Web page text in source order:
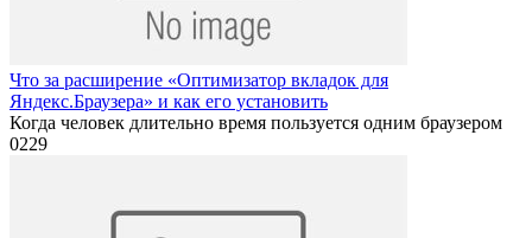
Что за расширение «Оптимизатор вкладок для
Яндекс.Браузера» и как его установить
Когда человек длительно время пользуется одним браузером
0229